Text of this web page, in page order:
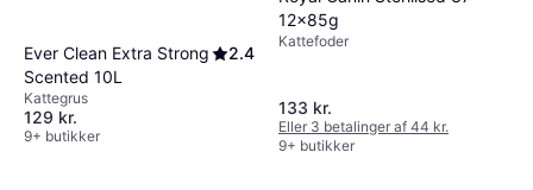
Ever Clean Extra Strong
Scented 10L
2.4
Kattegrus
129 kr.
9+ butikker
12x85g
Kattefoder
133 kr.
Eller 3 betalinger af 44 kr.
9+ butikker